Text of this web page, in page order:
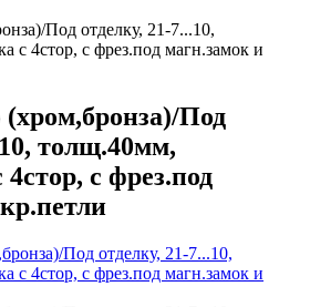
Под отделку, 21-7...10,
с 4стор, с фрез.под магн.замок и
(хром,бронза)/Под
толщ.40мм,
с фрез.под